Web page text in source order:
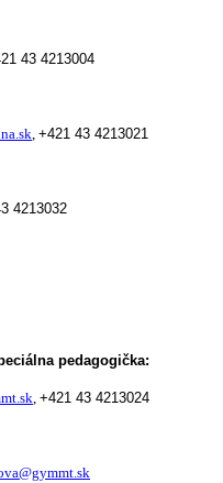
43 4213004
, +421 43 4213021
4213032
pedagogička:
, +421 43 4213024